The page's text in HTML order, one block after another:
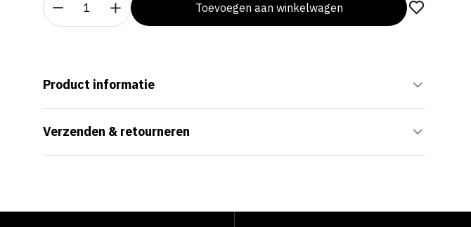
Toevoegen aan winkelwagen
Product informatie
Verzenden & retourneren